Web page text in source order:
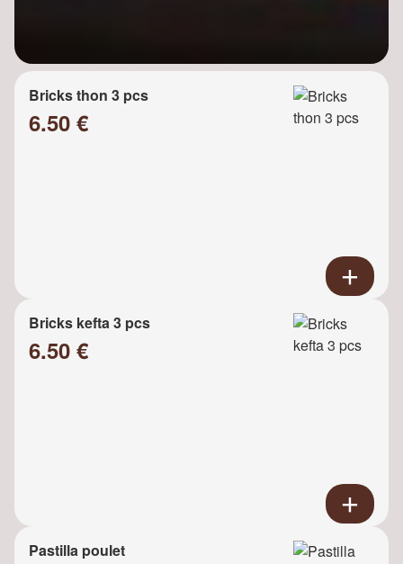
Bricks thon 3 pcs
6.50 €
Bricks kefta 3 pcs
6.50 €
Pastilla poulet